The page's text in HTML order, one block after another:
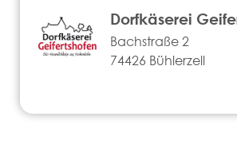
Dorfkäserei
Bachstraße 2
74426 Bühlerzell